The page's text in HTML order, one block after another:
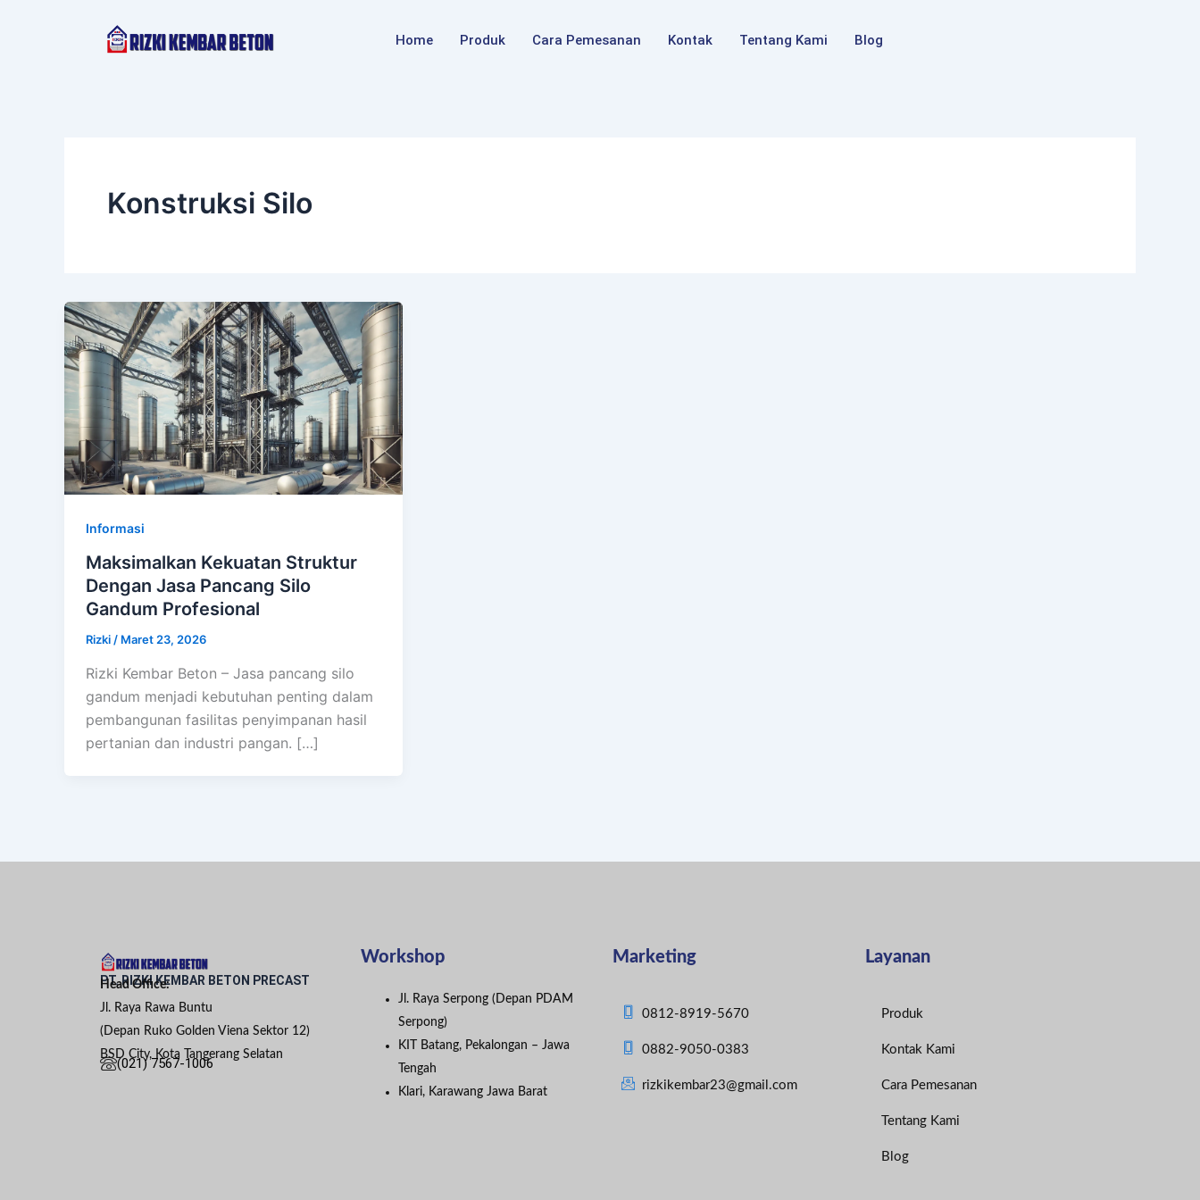
Home Produk Cara Pemesanan Kontak Tentang Kami Blog
Konstruksi Silo
Informasi
Maksimalkan Kekuatan Struktur
Dengan Jasa Pancang Silo
Gandum Profesional
Rizki / Maret 23, 2026
Rizki Kembar Beton – Jasa pancang silo
gandum menjadi kebutuhan penting dalam
pembangunan fasilitas penyimpanan hasil
pertanian dan industri pangan. […]
PT. RIZKI KEMBAR BETON PRECAST
Head Office:
Jl. Raya Rawa Buntu
(Depan Ruko Golden Viena Sektor 12)
BSD City, Kota Tangerang Selatan
(021) 7567-1006
Workshop
Jl. Raya Serpong (Depan PDAM
Serpong)
KIT Batang, Pekalongan – Jawa
Tengah
Klari, Karawang Jawa Barat
Marketing
0812-8919-5670
0882-9050-0383
rizkikembar23@gmail.com
Layanan
Produk
Kontak Kami
Cara Pemesanan
Tentang Kami
Blog